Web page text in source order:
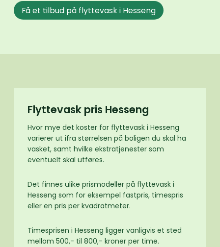
Få et tilbud på flyttevask i Hesseng
Flyttevask pris Hesseng
Hvor mye det koster for flyttevask i Hesseng
varierer ut ifra størrelsen på boligen du skal ha
vasket, samt hvilke ekstratjenester som
eventuelt skal utføres.
Det finnes ulike prismodeller på flyttevask i
Hesseng som for eksempel fastpris, timespris
eller en pris per kvadratmeter.
Timesprisen i Hesseng ligger vanligvis et sted
mellom 500,- til 800,- kroner per time.